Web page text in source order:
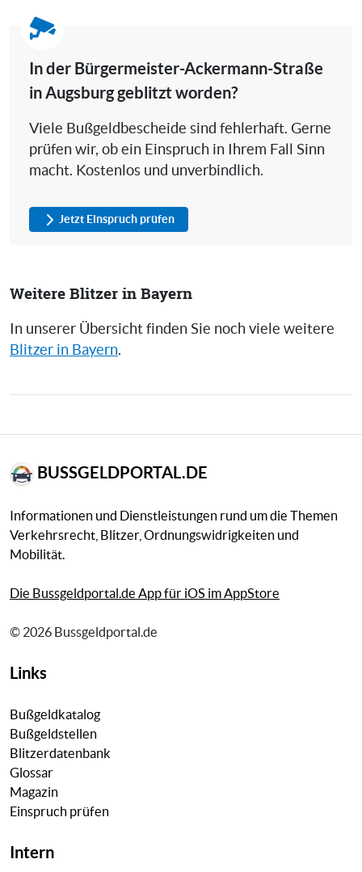
In der Bürgermeister-Ackermann-Straße
in Augsburg geblitzt worden?
Viele Bußgeldbescheide sind fehlerhaft. Gerne
prüfen wir, ob ein Einspruch in Ihrem Fall Sinn
macht. Kostenlos und unverbindlich.
Jetzt Einspruch prüfen
Weitere Blitzer in Bayern
In unserer Übersicht finden Sie noch viele weitere
Blitzer in Bayern.
BUSSGELDPORTAL.DE
Informationen und Dienstleistungen rund um die Themen
Verkehrsrecht, Blitzer, Ordnungswidrigkeiten und
Mobilität.
Die Bussgeldportal.de App für iOS im AppStore
© 2026 Bussgeldportal.de
Links
Bußgeldkatalog
Bußgeldstellen
Blitzerdatenbank
Glossar
Magazin
Einspruch prüfen
Intern